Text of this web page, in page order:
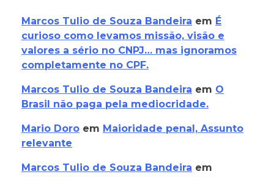
Marcos Tulio de Souza Bandeira em É
curioso como levamos missão, visão e
valores a sério no CNPJ… mas ignoramos
completamente no CPF.
Marcos Tulio de Souza Bandeira em O
Brasil não paga pela mediocridade.
Mario Doro em Maioridade penal, Assunto
relevante
Marcos Tulio de Souza Bandeira em